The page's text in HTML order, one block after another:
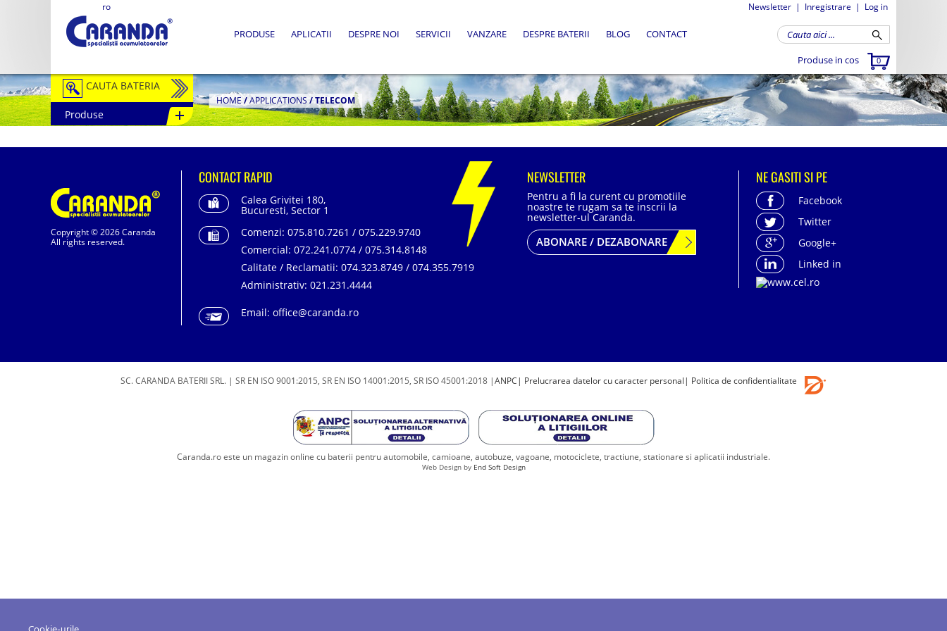
ro Newsletter | Inregistrare | Log in
Produse in cos 0
PRODUSE APLICATII DESPRE NOI SERVICII VANZARE DESPRE BATERII BLOG CONTACT
CAUTA BATERIA
Auto / Moto
Tractiune
Stationare
Redresoare
Produse
HOME/APPLICATIONS /TELECOM
Copyright © 2026 Caranda
All rights reserved.
CONTACT RAPID
Calea Grivitei 180,
Bucuresti, Sector 1
Comenzi: 075.810.7261 / 075.229.9740
Comercial: 072.241.0774 / 075.314.8148
Calitate / Reclamatii: 074.323.8749 / 074.355.7919
Administrativ: 021.231.4444
Email: office@caranda.ro
NEWSLETTER
Pentru a fi la curent cu promotiile
noastre te rugam sa te inscrii la
newsletter-ul Caranda.
ABONARE / DEZABONARE
NE GASITI SI PE
Facebook
Twitter
Google+
Linked in
SC. CARANDA BATERII SRL. | SR EN ISO 9001:2015, SR EN ISO 14001:2015, SR ISO 45001:2018 |ANPC | Prelucrarea datelor cu caracter personal | Politica de confidentialitate
Caranda.ro este un magazin online cu baterii pentru automobile, camioane, autobuze, vagoane, motociclete, tractiune, stationare si aplicatii industriale.
Web Design by End Soft Design